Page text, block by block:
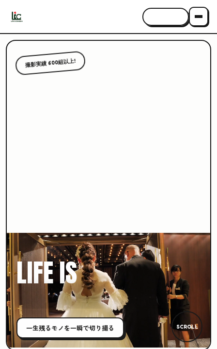
撮影実績 600組以上!
LIFE IS
CREATIVE
一生残るモノを一瞬で切り撮る SCROLL